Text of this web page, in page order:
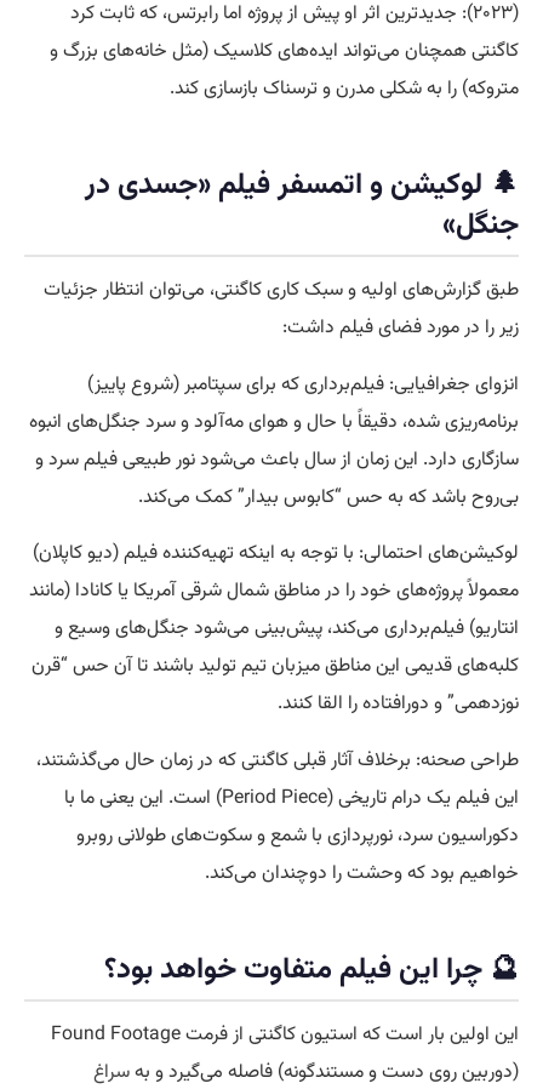
(۲۰۲۳): جدیدترین اثر او پیش از پروژه اما رابرتس، که ثابت کرد
کاگنتی همچنان می‌تواند ایده‌های کلاسیک (مثل خانه‌های بزرگ و
متروکه) را به شکلی مدرن و ترسناک بازسازی کند.
🌲 لوکیشن و اتمسفر فیلم «جسدی در
جنگل»
طبق گزارش‌های اولیه و سبک کاری کاگنتی، می‌توان انتظار جزئیات
زیر را در مورد فضای فیلم داشت:
انزوای جغرافیایی: فیلم‌برداری که برای سپتامبر (شروع پاییز)
برنامه‌ریزی شده، دقیقاً با حال و هوای مه‌آلود و سرد جنگل‌های انبوه
سازگاری دارد. این زمان از سال باعث می‌شود نور طبیعی فیلم سرد و
بی‌روح باشد که به حس “کابوس بیدار” کمک می‌کند.
لوکیشن‌های احتمالی: با توجه به اینکه تهیه‌کننده فیلم (دیو کاپلان)
معمولاً پروژه‌های خود را در مناطق شمال شرقی آمریکا یا کانادا (مانند
انتاریو) فیلم‌برداری می‌کند، پیش‌بینی می‌شود جنگل‌های وسیع و
کلبه‌های قدیمی این مناطق میزبان تیم تولید باشند تا آن حس “قرن
نوزدهمی” و دورافتاده را القا کنند.
طراحی صحنه: برخلاف آثار قبلی کاگنتی که در زمان حال می‌گذشتند،
این فیلم یک درام تاریخی (Period Piece) است. این یعنی ما با
دکوراسیون سرد، نورپردازی با شمع و سکوت‌های طولانی روبرو
خواهیم بود که وحشت را دوچندان می‌کند.
🔮 چرا این فیلم متفاوت خواهد بود؟
این اولین بار است که استیون کاگنتی از فرمت Found Footage
(دوربین روی دست و مستندگونه) فاصله می‌گیرد و بهسراغ